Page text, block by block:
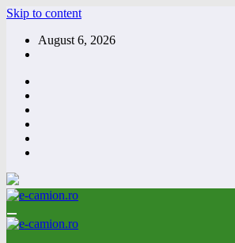
Skip to content
August 6, 2026